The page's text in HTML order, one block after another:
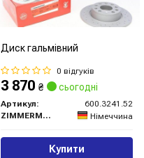
Диск гальмівний
0 відгуків
3 870 ₴ сьогодні
Артикул:
600.3241.52
ZIMMERMANN
Німеччина
Купити